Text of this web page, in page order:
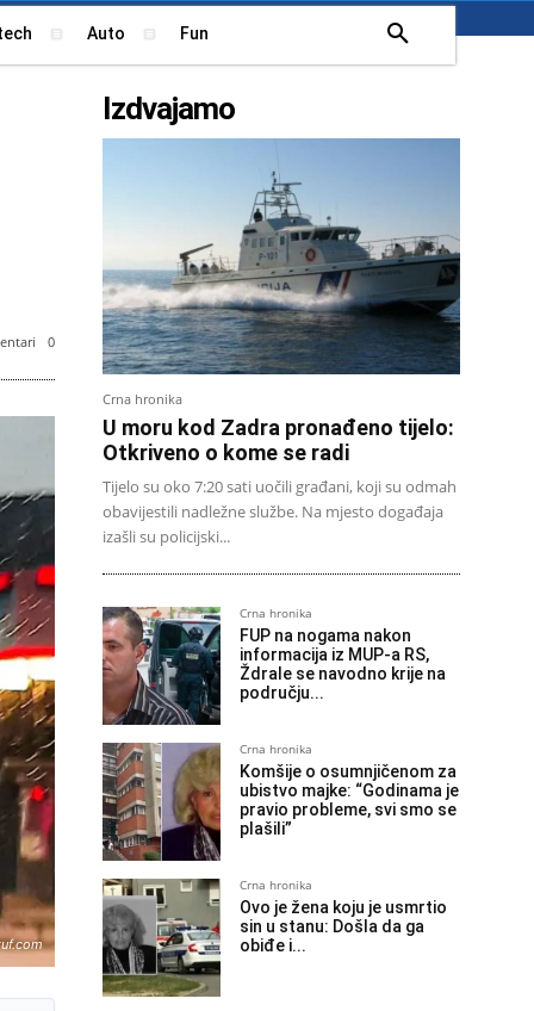
Auto Fun
0
Izdvajamo
Crna hronika
U moru kod Zadra pronađeno tijelo:
Otkriveno o kome se radi
Tijelo su oko 7:20 sati uočili građani, koji su odmah
obavijestili nadležne službe. Na mjesto događaja
izašli su policijski...
Crna hronika
FUP na nogama nakon
informacija iz MUP-a RS,
Ždrale se navodno krije na
području...
Crna hronika
Komšije o osumnjičenom za
ubistvo majke: “Godinama je
pravio probleme, svi smo se
plašili”
Crna hronika
Ovo je žena koju je usmrtio
sin u stanu: Došla da ga
obiđe i...